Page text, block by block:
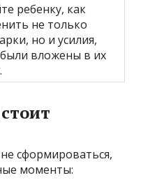
ребенку, как
не только
но и усилия,
вложены в их
сформироваться,
моменты: